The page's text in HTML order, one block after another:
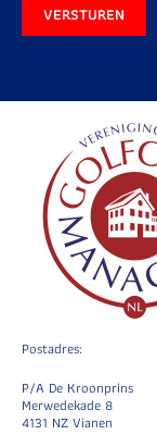
VERSTUREN
Postadres:
P/A De Kroonprins
Merwedekade 8
4131 NZ Vianen